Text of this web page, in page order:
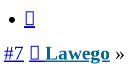
#7 Lawego »